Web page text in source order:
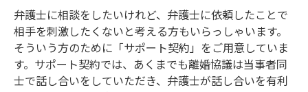
弁護士に相談をしたいけれど、弁護士に依頼したことで
相手を刺激したくないと考える方もいらっしゃいます。
そういう方のために「サポート契約」をご用意していま
す。サポート契約では、あくまでも離婚協議は当事者同
士で話し合いをしていただき、弁護士が話し合いを有利